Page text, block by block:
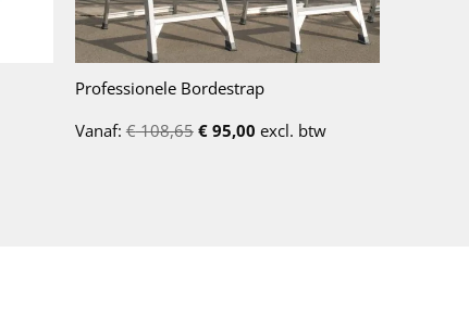
Professionele Bordestrap
Vanaf:€108,65 € 95,00 excl. btw